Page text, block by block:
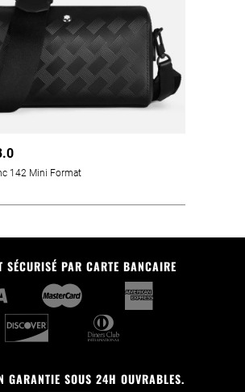
142 Mini Format
SÉCURISÉ PAR CARTE BANCAIRE
GARANTIE SOUS 24H OUVRABLES.